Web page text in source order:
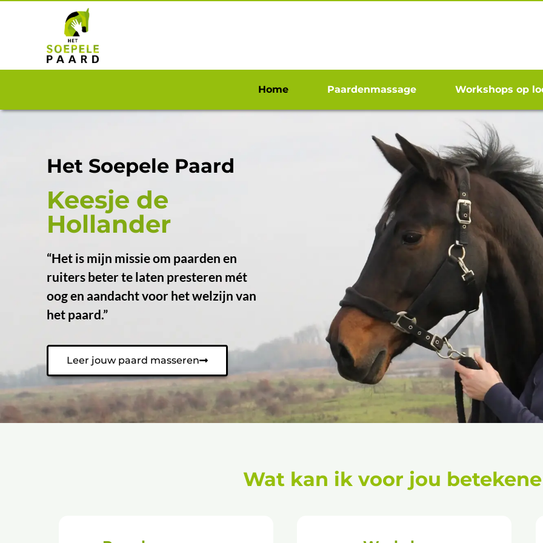
Home Paardenmassage Workshops op
Het Soepele Paard
Keesje de
Hollander
“Het is mijn missie om paarden en
ruiters beter te laten presteren mét
oog en aandacht voor het welzijn van
het paard.”
Leer jouw paard masseren
Wat kan ik voor jou